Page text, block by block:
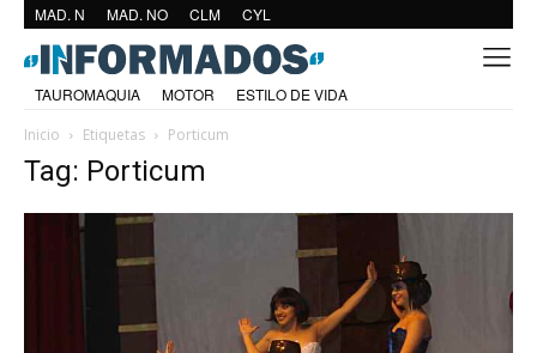
MAD. N MAD. NO CLM CYL
TAUROMAQUIA MOTOR
ESTILO DE VIDA
Inicio
Etiquetas Porticum
Tag: Porticum